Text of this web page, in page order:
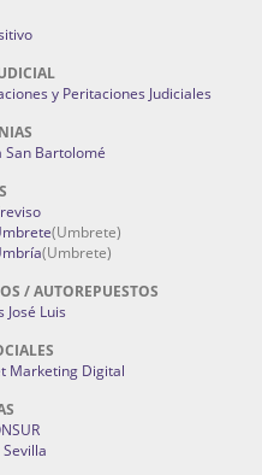
y Peritaciones Judiciales
San Bartolomé
(Umbrete)
(Umbrete)
/ AUTOREPUESTOS
José Luis
Marketing Digital